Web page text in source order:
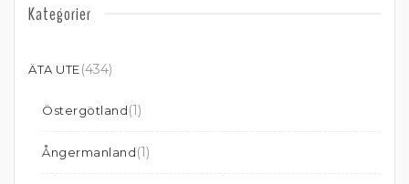
Kategorier
ÄTA UTE(434)
Östergötland(1)
Ångermanland(1)